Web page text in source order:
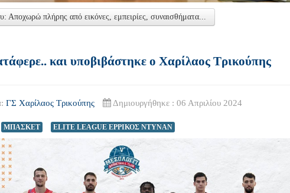
Αποχωρώ πλήρης από εικόνες, εμπειρίες, συναισθήματα...
και υποβιβάστηκε ο Χαρίλαος Τρικούπης
ΓΣ Χαρίλαος Τρικούπης Δημιουργήθηκε : 06 Απριλίου 2024
ΜΠΑΣΚΕΤ ELITE LEAGUE ΕΡΡΙΚΟΣ ΝΤΥΝΑΝ